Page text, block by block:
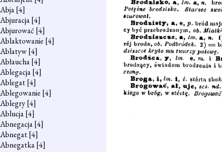
Abja[4]
Abjuracja[4]
Abjurować [4]
Ablaktowanie [4]
Ablatyw[4]
Abłaucha[4]
Ablegacja[4]
Ablegat[4]
Ablegowanie [4]
Ablegry[4]
Ablucja[4]
Abnegacja[4]
Abnegat[4]
Abnegatka[4]